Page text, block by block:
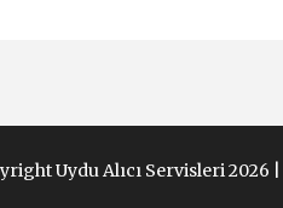
Uydu Alıcı Servisleri 2026 |